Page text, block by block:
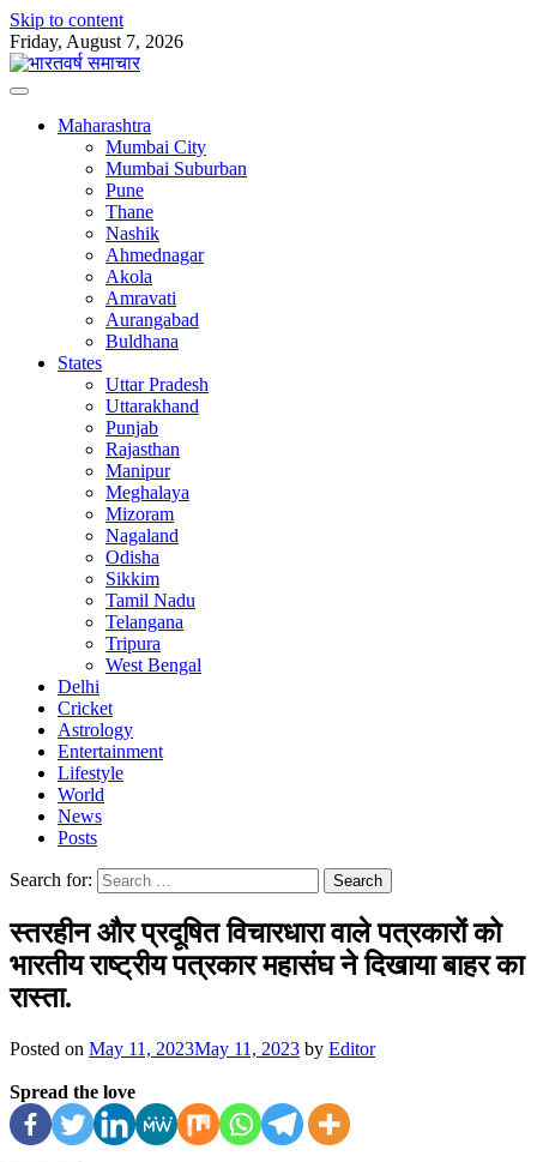
Skip to content
Friday, August 7, 2026
Maharashtra
Mumbai City
Mumbai Suburban
Pune
Thane
Nashik
Ahmednagar
Akola
Amravati
Aurangabad
Buldhana
States
Uttar Pradesh
Uttarakhand
Punjab
Rajasthan
Manipur
Meghalaya
Mizoram
Nagaland
Odisha
Sikkim
Tamil Nadu
Telangana
Tripura
West Bengal
Delhi
Cricket
Astrology
Entertainment
Lifestyle
World
News
Posts
Search for:
स्तरहीन और प्रदूषित विचारधारा वाले पत्रकारों को
भारतीय राष्ट्रीय पत्रकार महासंघ ने दिखाया बाहर का
रास्ता.
Posted on May 11, 2023May 11, 2023 by Editor
Spread the love